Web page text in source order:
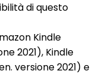
di questo
Kindle
2021), Kindle
versione 2021) e